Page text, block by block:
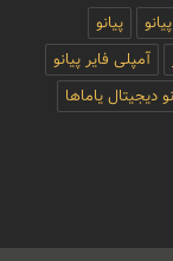
پیانو
آمپلی فایر پیانو
دیجیتال یاماها